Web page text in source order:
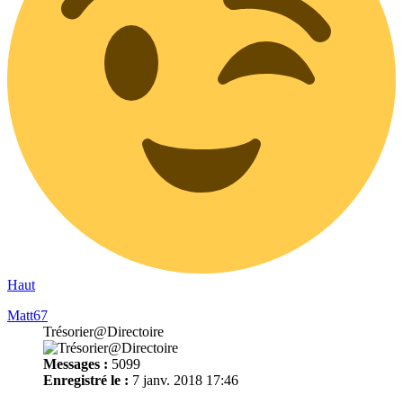
Haut
Matt67
Trésorier@Directoire
Messages : 5099
Enregistré le : 7 janv. 2018 17:46